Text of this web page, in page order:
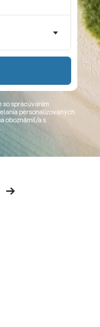
so spracúvaním
personalizovaných
oboznámil/a s
.